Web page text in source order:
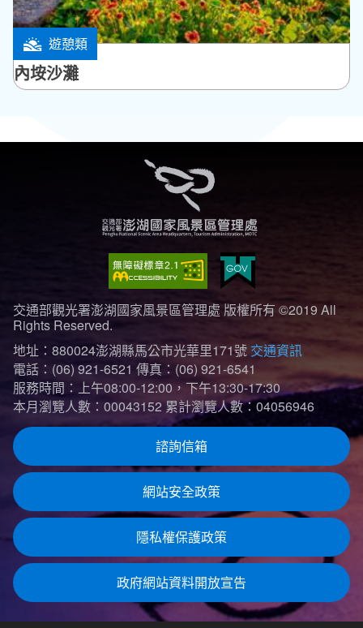
遊憩類
西嶼鄉
內垵沙灘
交通部觀光署澎湖國家風景區管理處 版權所有 ©2019 All
Rights Reserved.
地址：880024澎湖縣馬公市光華里171號 交通資訊
電話：(06) 921-6521 傳真：(06) 921-6541
服務時間：上午08:00-12:00，下午13:30-17:30
本月瀏覽人數：00043152 累計瀏覽人數：04056946
諮詢信箱
網站安全政策
隱私權保護政策
政府網站資料開放宣告